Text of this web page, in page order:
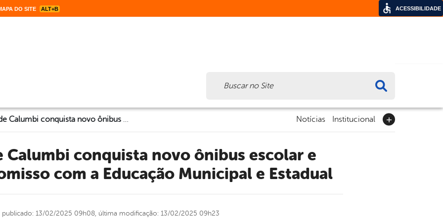
DO SITE ALT+B
Prefeitura de Calumbi conquista novo ônibus escolar e reforça compromisso com a Educação Municipal e Estadual Notícias Institucional
com a Educação Municipal e Estadual
publicado: 13/02/2025 09h08, última modificação: 13/02/2025 09h23
ACESSIBILIDADE